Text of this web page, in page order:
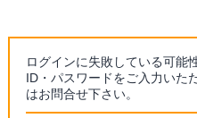
ログインに失敗している可能
ID・パスワードをご入力いた
はお問合せ下さい。